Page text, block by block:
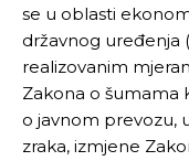
se u oblasti
državnog uređenja
realizovanim
Zakona o šumama
o javnom prevozu,
zraka, izmjene